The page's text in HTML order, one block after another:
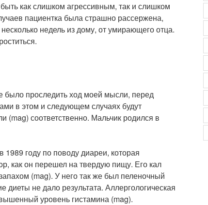
как слишком агрессивным, так и слишком
пациентка была страшно рассержена,
недель из дому, от умирающего отца.
было проследить ход моей мысли, перед
в этом и следующем случаях будут
(mag) соответственно. Мальчик родился в
1989 году по поводу диареи, которая
как он перешел на твердую пищу. Его кал
(mag). У него так же был пеленочный
диеты не дало результата. Аллергологическая
уровень гистамина (mag).